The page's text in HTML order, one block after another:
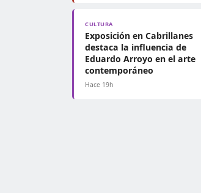
CULTURA
Exposición en Cabrillanes
destaca la influencia de
Eduardo Arroyo en el arte
contemporáneo
Hace 19h